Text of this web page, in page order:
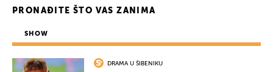
PRONAĐITE ŠTO VAS ZANIMA
SHOW
DRAMA U ŠIBENIKU